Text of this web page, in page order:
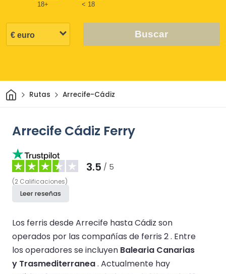
18+ < 18
Buscar
InicioRutas Arrecife-Cádiz
Arrecife Cádiz Ferry
3.5 / 5
(2 Calificaciones)
Leer reseñas
Los ferris desde Arrecife hasta Cádiz son
operados por las compañías de ferris 2 . Entre
los operadores se incluyen Balearia Canarias
y Trasmediterranea. Actualmente hay